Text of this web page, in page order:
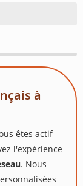
à
êtes actif
l'expérience
. Nous